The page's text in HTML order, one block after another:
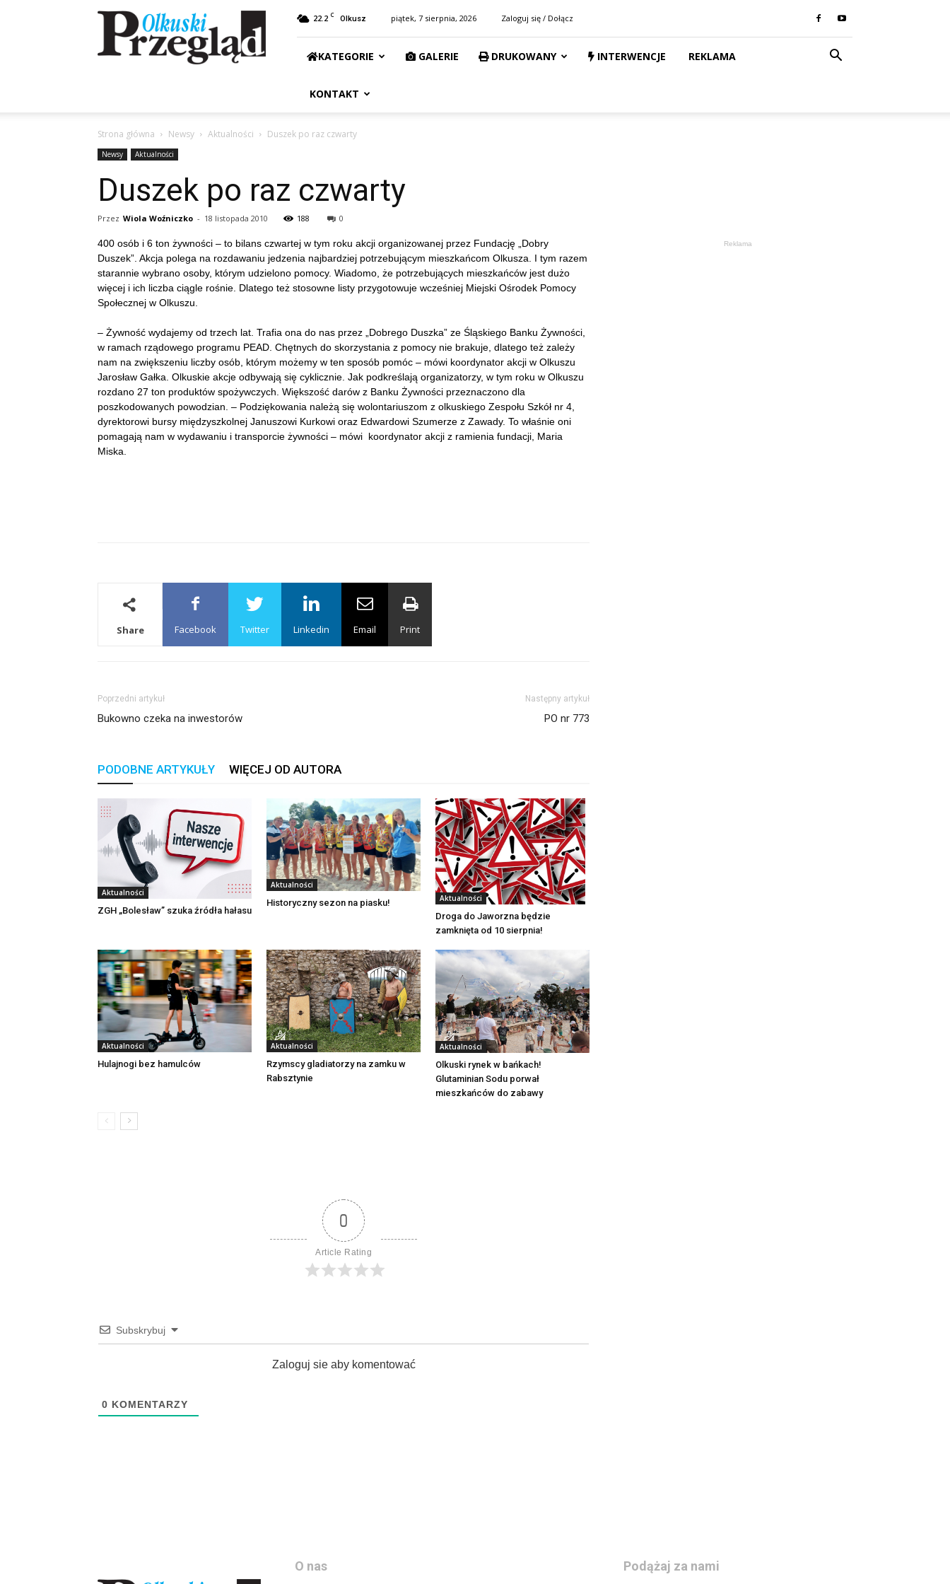
Przegląd
Olkuski
22.2 C Olkusz piątek, 7 sierpnia, 2026 Zaloguj się / Dołącz
KATEGORIE GALERIE DRUKOWANY INTERWENCJE REKLAMA
KONTAKT
Strona główna Newsy Aktualności Duszek po raz czwarty
Newsy Aktualności
Duszek po raz czwarty
Przez Wiola Woźniczko - 18 listopada 2010 188 0
400 osób i 6 ton żywności – to bilans czwartej w tym roku akcji organizowanej przez Fundację „Dobry
Duszek”. Akcja polega na rozdawaniu jedzenia najbardziej potrzebującym mieszkańcom Olkusza. I tym razem
starannie wybrano osoby, którym udzielono pomocy. Wiadomo, że potrzebujących mieszkańców jest dużo
więcej i ich liczba ciągle rośnie. Dlatego też stosowne listy przygotowuje wcześniej Miejski Ośrodek Pomocy
Społecznej w Olkuszu.
– Żywność wydajemy od trzech lat. Trafia ona do nas przez „Dobrego Duszka” ze Śląskiego Banku Żywności,
w ramach rządowego programu PEAD. Chętnych do skorzystania z pomocy nie brakuje, dlatego też zależy
nam na zwiększeniu liczby osób, którym możemy w ten sposób pomóc – mówi koordynator akcji w Olkuszu
Jarosław Gałka. Olkuskie akcje odbywają się cyklicznie. Jak podkreślają organizatorzy, w tym roku w Olkuszu
rozdano 27 ton produktów spożywczych. Większość darów z Banku Żywności przeznaczono dla
poszkodowanych powodzian. – Podziękowania należą się wolontariuszom z olkuskiego Zespołu Szkół nr 4,
dyrektorowi bursy międzyszkolnej Januszowi Kurkowi oraz Edwardowi Szumerze z Zawady. To właśnie oni
pomagają nam w wydawaniu i transporcie żywności – mówi koordynator akcji z ramienia fundacji, Maria
Miska.
Share Facebook Twitter Linkedin Email Print
Poprzedni artykuł
Bukowno czeka na inwestorów
Następny artykuł
PO nr 773
PODOBNE ARTYKUŁY WIĘCEJ OD AUTORA
Aktualności
ZGH „Bolesław” szuka źródła hałasu
Aktualności
Historyczny sezon na piasku! Aktualności
Droga do Jaworzna będzie
zamknięta od 10 sierpnia!
Aktualności
Hulajnogi bez hamulców
Aktualności
Rzymscy gladiatorzy na zamku w
Rabsztynie
Aktualności
Olkuski rynek w bańkach!
Glutaminian Sodu porwał
mieszkańców do zabawy
0
Article Rating
Subskrybuj
Zaloguj sie aby komentować
0 KOMENTARZY
Reklama
O nas Podążaj za nami